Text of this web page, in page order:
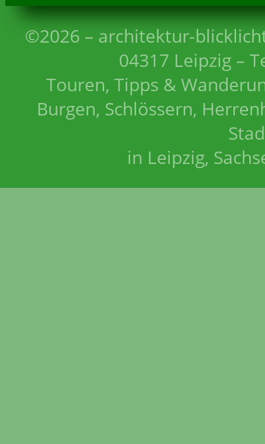
©2026 – architektur-
04317 Leipzig –
Touren, Tipps &
Burgen, Schlössern,
in Leipzig,